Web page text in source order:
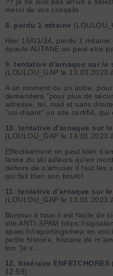
merci de vos conseils
8. perdu 1 mitaine
Hier 16/01/24, perdu 1 mitaine
épaule AUTANE ou peut etre
9.tentative d'arnaque sur le
(LOULOU_GAP le 13.03.2023
A un moment ou un autre,
demandera "pour plus de
adresse, tel, mail et sans
"soi-disant" un site certifié, qui
10. tentative d'arnaque sur
(LOULOU_GAP le 14.01.2023
Effectivement on peut bien
fasse du ski ailleurs qu’en
dehors de s’amuser il faut les
qui fait bien son boulot
11. tentative d'arnaque sur
(LOULOU_GAP le 13.01.2023
Bonjour à tous il est facile de
site ANTI-SPAM https://
spam.fr/reportings/new en
petite histoire, histoire de
ton "je s...
12. Itinéraire ENFETCHORES
12:59)